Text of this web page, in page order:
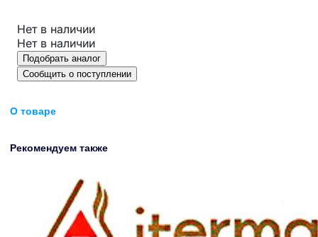
Нет в наличии
Нет в наличии
Подобрать аналог
Сообщить о поступлении
О товаре
Рекомендуем также